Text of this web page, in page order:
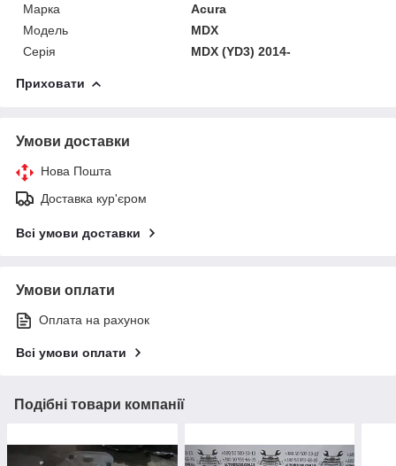
Марка
Acura
Модель
MDX
Серія
MDX (YD3) 2014-
Приховати
Умови доставки
Нова Пошта
Доставка кур'єром
Всі умови доставки
Умови оплати
Оплата на рахунок
Всі умови оплати
Подібні товари компанії